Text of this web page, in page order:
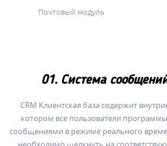
Почтовый модуль
01. Система
CRM Клиентская база содержит
котором все пользователи
сообщениями в режиме реального